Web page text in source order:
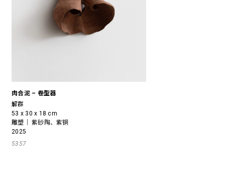
肉合泥 – 卷型器
解群
53 x 30 x 18 cm
雕塑｜ 紫砂陶、紫铜
2025
5357